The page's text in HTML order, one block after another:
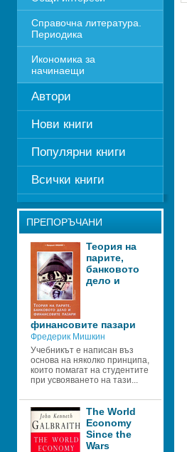
Справочна литература.
Периодика
Икономика за
начинаещи
Автори
Нови книги
Популярни книги
Всички книги
ПРЕПОРЪЧАНИ
Теория на
парите,
банковото
дело и
финансовите пазари
Фредерик Мишкин
Учебникът е написан въз
основа на няколко принципа,
които помагат на студентите
при усвояването на тази...
The World
Economy
Since the
Wars